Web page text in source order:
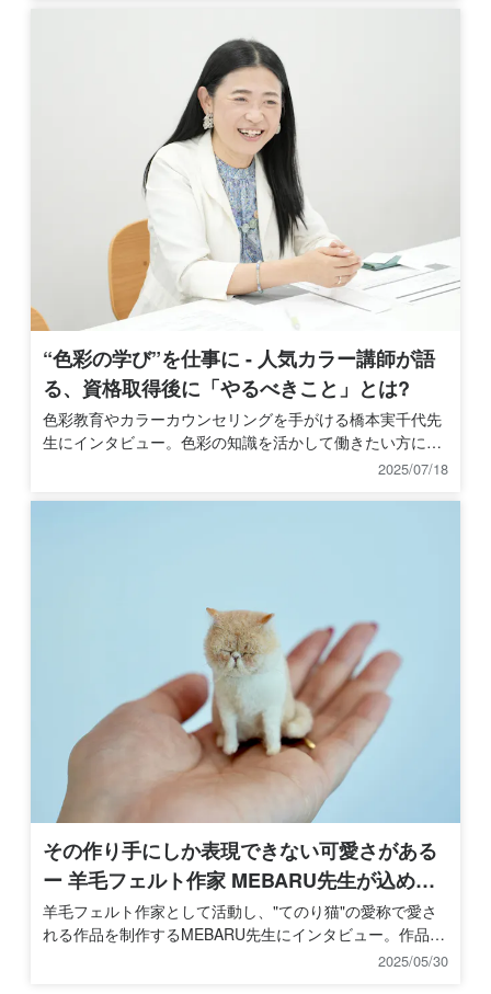
“色彩の学び”を仕事に - 人気カラー講師が語
る、資格取得後に「やるべきこと」とは?
色彩教育やカラーカウンセリングを手がける橋本実千代先
生にインタビュー。色彩の知識を活かして働きたい方に向
けて、資格取得後に大切な「次の一歩」について教えてく
2025/07/18
その作り手にしか表現できない可愛さがある
ー 羊毛フェルト作家 MEBARU先生が込める
想い
羊毛フェルト作家として活動し、"てのり猫"の愛称で愛さ
れる作品を制作するMEBARU先生にインタビュー。作品づ
くりのきっかけとなった愛猫とのエピソードや羊毛フェル
2025/05/30